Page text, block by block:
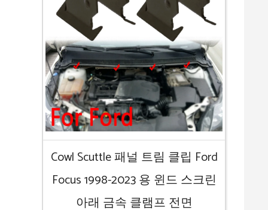
Cowl Scuttle 패널 트림 클립 Ford
Focus 1998-2023 용 윈드 스크린
아래 금속 클램프 전면